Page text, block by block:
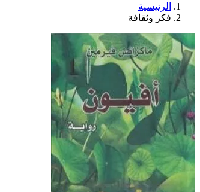
الرئيسية
فكر وثقافة